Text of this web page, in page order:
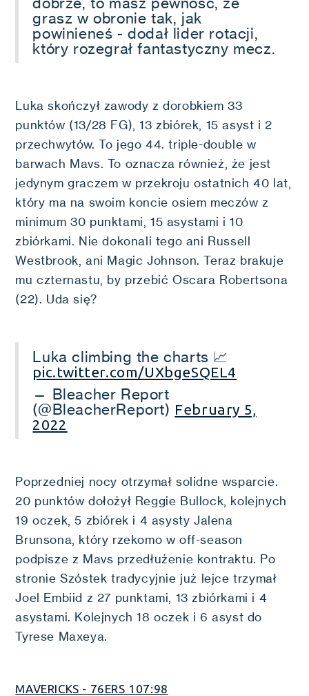
grasz w obronie tak, jak
powinieneś - dodał lider rotacji,
który rozegrał fantastyczny mecz.
Luka skończył zawody z dorobkiem 33
punktów (13/28 FG), 13 zbiórek, 15 asyst i 2
przechwytów. To jego 44. triple-double w
barwach Mavs. To oznacza również, że jest
jedynym graczem w przekroju ostatnich 40 lat,
który ma na swoim koncie osiem meczów z
minimum 30 punktami, 15 asystami i 10
zbiórkami. Nie dokonali tego ani Russell
Westbrook, ani Magic Johnson. Teraz brakuje
mu czternastu, by przebić Oscara Robertsona
(22). Uda się?
Luka climbing the charts 📈
pic.twitter.com/UXbgeSQEL4
— Bleacher Report
(@BleacherReport) February 5,
2022
Poprzedniej nocy otrzymał solidne wsparcie.
20 punktów dołożył Reggie Bullock, kolejnych
19 oczek, 5 zbiórek i 4 asysty Jalena
Brunsona, który rzekomo w off-season
podpisze z Mavs przedłużenie kontraktu. Po
stronie Szóstek tradycyjnie już lejce trzymał
Joel Embiid z 27 punktami, 13 zbiórkami i 4
asystami. Kolejnych 18 oczek i 6 asyst do
Tyrese Maxeya.
MAVERICKS - 76ERS 107:98